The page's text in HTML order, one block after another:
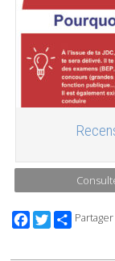
Facebook
Twitter